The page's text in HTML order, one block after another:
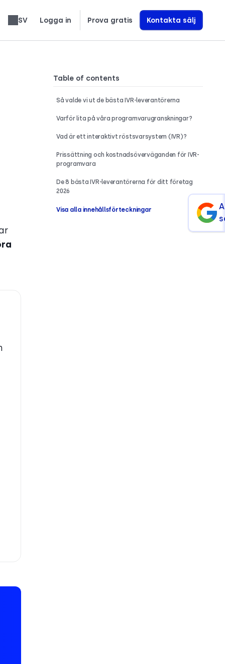
SV Logga in Prova gratis Kontakta sälj
Table of contents
Så valde vi ut de bästa IVR-leverantörerna
Varför lita på våra programvarugranskningar?
Vad är ett interaktivt röstsvarsystem (IVR)?
Prissättning och kostnadsöverväganden för IVR-
programvara
De 8 bästa IVR-leverantörerna för ditt företag
2026
Visa alla innehållsförteckningar